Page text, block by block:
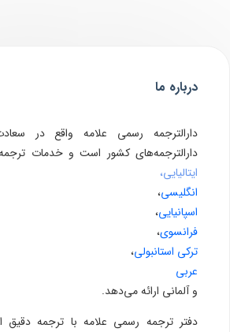
درباره ما
دارالترجمه رسمی علامه واقع در
دارالترجمه‌های کشور است و خدمات
ایتالیایی،
انگلیسی،
اسپانیایی،
فرانسوی،
ترکی استانبولی،
عربی
و آلمانی ارائه می‌دهد.
دفتر ترجمه رسمی علامه با ترجمه دقیق